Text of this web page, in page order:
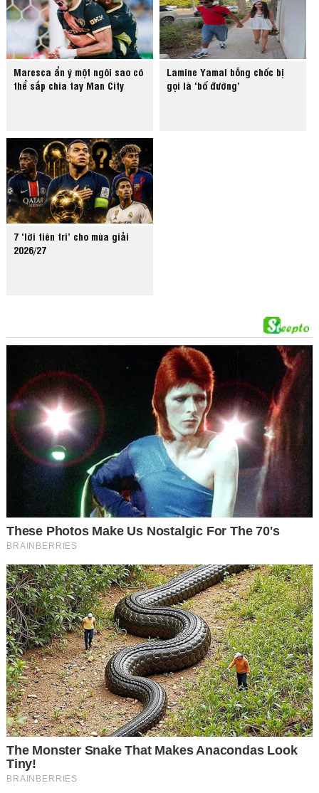
Maresca ẩn ý một ngôi sao có
thể sắp chia tay Man City
Lamine Yamal bỗng chốc bị
gọi là ‘bố đường’
7 ‘lời tiên tri’ cho mùa giải
2026/27